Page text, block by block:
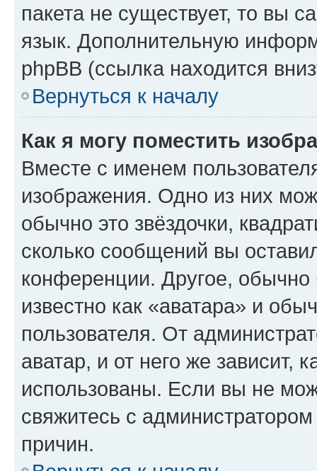
пакета не существует, то вы
язык. Дополнительную
phpBB (ссылка находится
Вернуться к началу
Как я могу поместить
Вместе с именем
изображения. Одно из них
обычно это звёздочки,
сколько сообщений вы
конференции. Другое,
известно как «аватара» и
пользователя. От
аватар, и от него же зависит,
использованы. Если вы не
свяжитесь с
причин.